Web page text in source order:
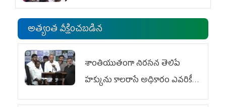
అత్యంత వీక్షించబడిన
శాంతియుతంగా నిరసన తెలిపే
హక్కును కాలరాసే అధికారం ఎవరికీ
లేదు